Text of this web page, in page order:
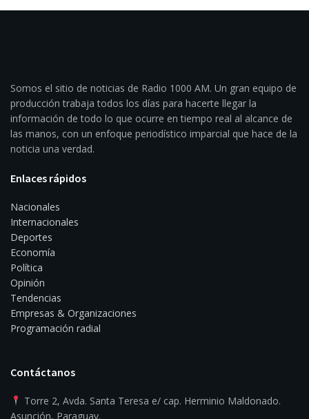
Somos el sitio de noticias de Radio 1000 AM. Un gran equipo de
producción trabaja todos los días para hacerte llegar la
información de todo lo que ocurre en tiempo real al alcance de
las manos, con un enfoque periodístico imparcial que hace de la
noticia una verdad.
Enlaces rápidos
Nacionales
Internacionales
Deportes
Economía
Política
Tendencias
Programación radial